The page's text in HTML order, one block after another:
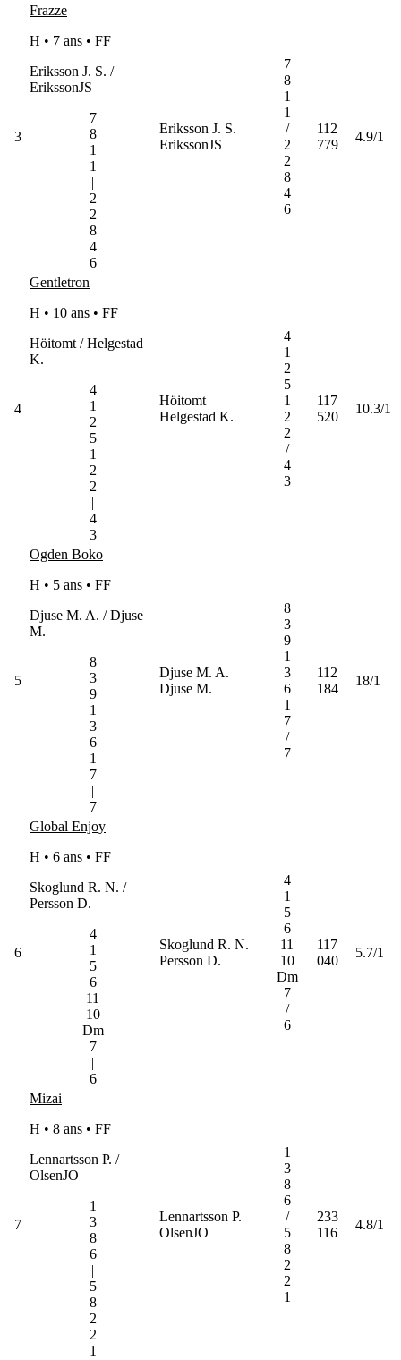
3
Frazze
H • 7 ans • FF
Eriksson J. S. /
ErikssonJS
7
8
1
1
|
2
2
8
4
6
Eriksson J. S.
ErikssonJS
7
8
1
1
/
2
2
8
4
6
112
779
4.9/1
4
Gentletron
H • 10 ans • FF
Höitomt / Helgestad
K.
4
1
2
5
1
2
2
|
4
3
Höitomt
Helgestad K.
4
1
2
5
1
2
2
/
4
3
117
520
10.3/1
5
Ogden Boko
H • 5 ans • FF
Djuse M. A. / Djuse
M.
8
3
9
1
3
6
1
7
|
7
Djuse M. A.
Djuse M.
8
3
9
1
3
6
1
7
/
7
112
184
18/1
6
Global Enjoy
H • 6 ans • FF
Skoglund R. N. /
Persson D.
4
1
5
6
11
10
Dm
7
|
6
Skoglund R. N.
Persson D.
4
1
5
6
11
10
Dm
7
/
6
117
040
5.7/1
7
Mizai
H • 8 ans • FF
Lennartsson P. /
OlsenJO
1
3
8
6
|
5
8
2
2
1
Lennartsson P.
OlsenJO
1
3
8
6
/
5
8
2
2
1
233
116
4.8/1